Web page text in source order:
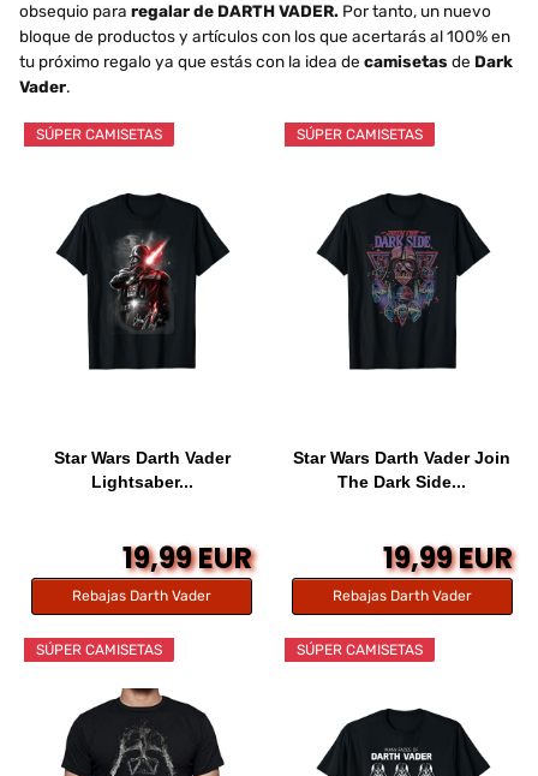
obsequio para regalar de DARTH VADER. Por tanto, un nuevo
bloque de productos y artículos con los que acertarás al 100% en
tu próximo regalo ya que estás con la idea de camisetas de Dark
Vader.
SÚPER CAMISETAS
Star Wars Darth Vader
Lightsaber...
19,99 EUR
Rebajas Darth Vader
SÚPER CAMISETAS
Star Wars Darth Vader Join
The Dark Side...
19,99 EUR
Rebajas Darth Vader
SÚPER CAMISETAS SÚPER CAMISETAS